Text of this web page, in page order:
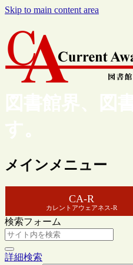
Skip to main content area
図書館界、図
す。
メインメニュー
CA-R
カレントアウェアネス-R
検索フォーム
詳細検索